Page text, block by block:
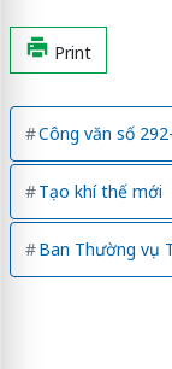
Print
Công văn số
Tạo khí thế mới
Ban Thường vụ